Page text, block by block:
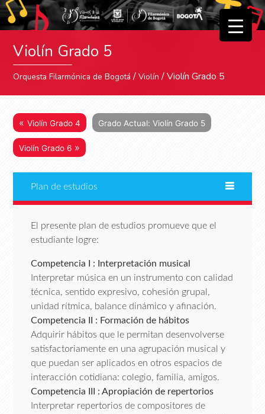
Violín Grado 5
Orquesta Filarmónica de Bogotá /Violín / Violín Grado 5
«Violín Grado 4 Grado Actual: Violín Grado 5
Violín Grado 6 »
Plan de estudios
El presente plan de estudios promueve que el
estudiante logre:
Competencia I : Interpretación musical
Interpretar música en un instrumento con calidad
técnica, sentido expresivo, cohesión grupal,
unidad rítmica, balance dinámico y afinación.
Competencia II : Formación de hábitos
Adquirir hábitos que le permitan desenvolverse
satisfactoriamente en una agrupación musical y
que puedan ser aplicados en otros espacios de
interacción cotidiana: colegio, familia, amigos.
Competencia III : Apropiación de repertorios
Interpretar repertorios de compositores de